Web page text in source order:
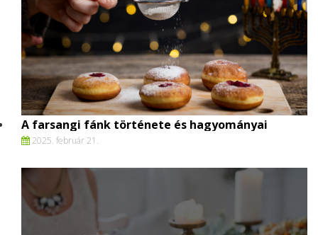
A farsangi fánk története és hagyományai
2025. február 21.